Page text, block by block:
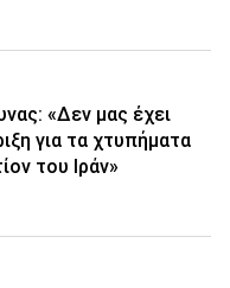
«Δεν μας έχει
για τα χτυπήματα
του Ιράν»